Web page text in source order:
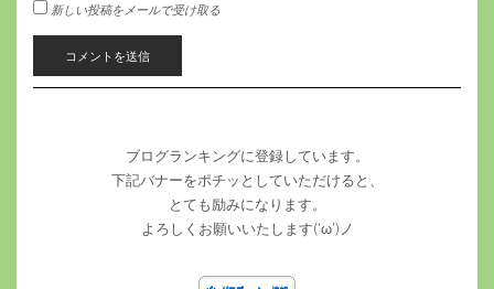
新しい投稿をメールで受け取る
ブログランキングに登録しています。
下記バナーをポチッとしていただけると、
とても励みになります。
よろしくお願いいたします(‘ω’)ノ